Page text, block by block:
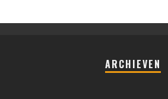
ARCHIEVEN